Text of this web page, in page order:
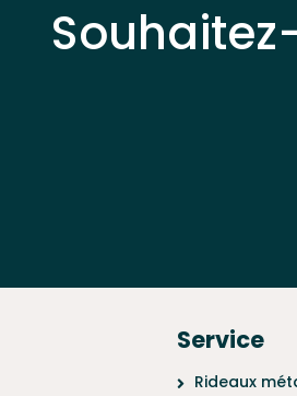
Service
Rideaux